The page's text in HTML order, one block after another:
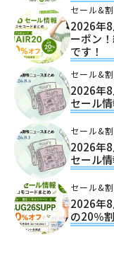
セール&
2026年
ーポン
です！
セール&
2026年
セール
セール&
2026年
セール
セール&
2026年
の20％